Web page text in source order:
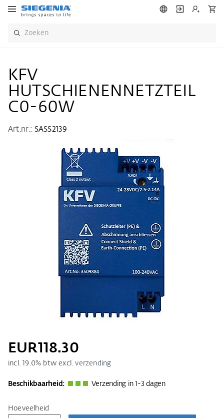
KFV
HUTSCHIENENNETZTEIL
C0-60W
Art.nr.: SASS2139
EUR118.30
incl. 19.0% btw excl.verzending
Beschikbaarheid: Verzending in 1-3 dagen
Hoeveelheid